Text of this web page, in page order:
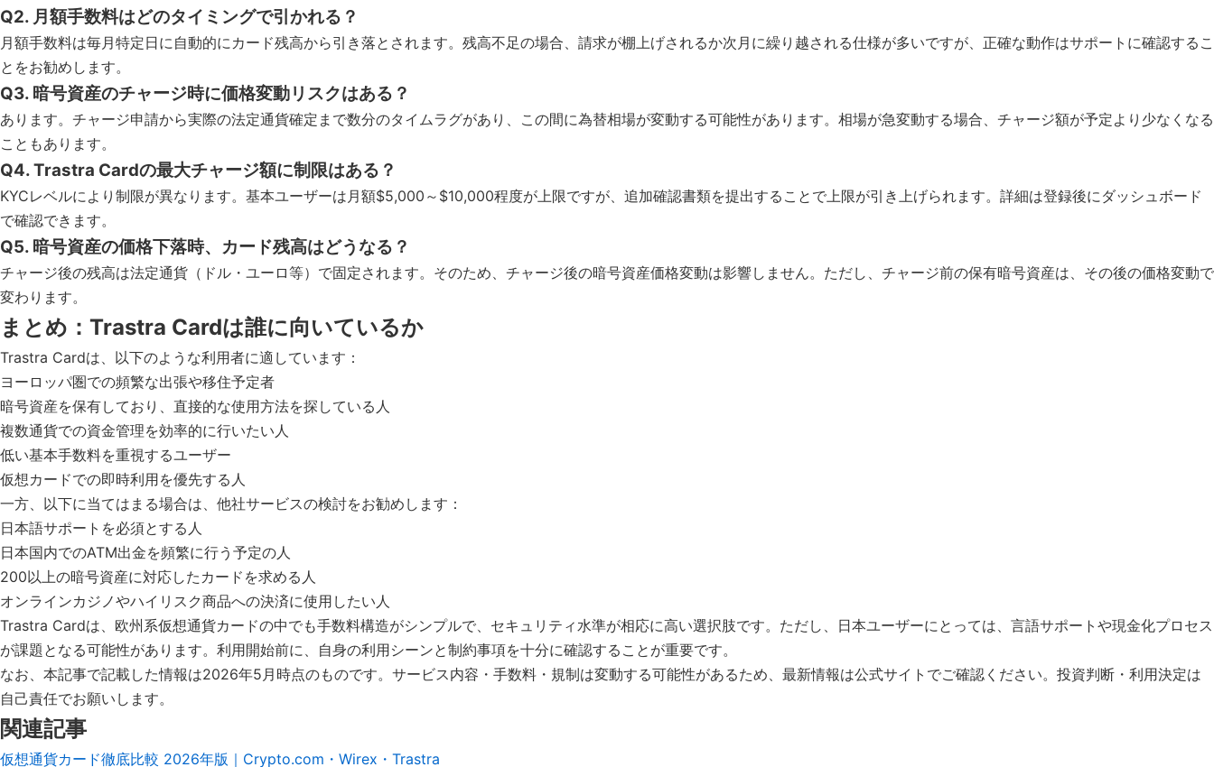
Q2. 月額手数料はどのタイミングで引かれる？
月額手数料は毎月特定日に自動的にカード残高から引き落とされます。残高不足の場合、請求が棚上げされるか次月に繰り越される仕様が多いですが、正確な動作はサポートに確認するこ
とをお勧めします。
Q3. 暗号資産のチャージ時に価格変動リスクはある？
あります。チャージ申請から実際の法定通貨確定まで数分のタイムラグがあり、この間に為替相場が変動する可能性があります。相場が急変動する場合、チャージ額が予定より少なくなる
こともあります。
Q4. Trastra Cardの最大チャージ額に制限はある？
KYCレベルにより制限が異なります。基本ユーザーは月額$5,000～$10,000程度が上限ですが、追加確認書類を提出することで上限が引き上げられます。詳細は登録後にダッシュボード
で確認できます。
Q5. 暗号資産の価格下落時、カード残高はどうなる？
チャージ後の残高は法定通貨（ドル・ユーロ等）で固定されます。そのため、チャージ後の暗号資産価格変動は影響しません。ただし、チャージ前の保有暗号資産は、その後の価格変動で
変わります。
まとめ：Trastra Cardは誰に向いているか
Trastra Cardは、以下のような利用者に適しています：
ヨーロッパ圏での頻繁な出張や移住予定者
暗号資産を保有しており、直接的な使用方法を探している人
複数通貨での資金管理を効率的に行いたい人
低い基本手数料を重視するユーザー
仮想カードでの即時利用を優先する人
一方、以下に当てはまる場合は、他社サービスの検討をお勧めします：
日本語サポートを必須とする人
日本国内でのATM出金を頻繁に行う予定の人
200以上の暗号資産に対応したカードを求める人
オンラインカジノやハイリスク商品への決済に使用したい人
Trastra Cardは、欧州系仮想通貨カードの中でも手数料構造がシンプルで、セキュリティ水準が相応に高い選択肢です。ただし、日本ユーザーにとっては、言語サポートや現金化プロセス
が課題となる可能性があります。利用開始前に、自身の利用シーンと制約事項を十分に確認することが重要です。
なお、本記事で記載した情報は2026年5月時点のものです。サービス内容・手数料・規制は変動する可能性があるため、最新情報は公式サイトでご確認ください。投資判断・利用決定は
自己責任でお願いします。
関連記事
仮想通貨カード徹底比較 2026年版｜Crypto.com・Wirex・Trastra